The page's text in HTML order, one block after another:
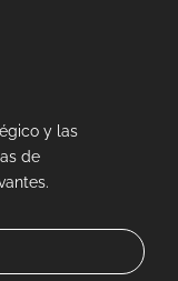
y las
de